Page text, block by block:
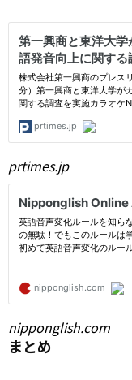
prtimes.jp
nipponglish.com
まとめ